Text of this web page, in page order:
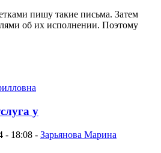
пишу такие письма. Затем
об их исполнении. Поэтому
у
- 18:08 - Зарьянова Марина